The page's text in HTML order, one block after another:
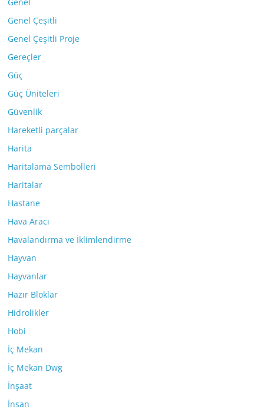
Genel Çeşitli
Genel Çeşitli Proje
Gereçler
Güç
Güç Üniteleri
Güvenlik
Hareketli parçalar
Harita
Haritalama Sembolleri
Haritalar
Hastane
Hava Aracı
Havalandırma ve İklimlendirme
Hayvan
Hayvanlar
Hazır Bloklar
Hidrolikler
Hobi
İç Mekan
İç Mekan Dwg
İnşaat
İnsan